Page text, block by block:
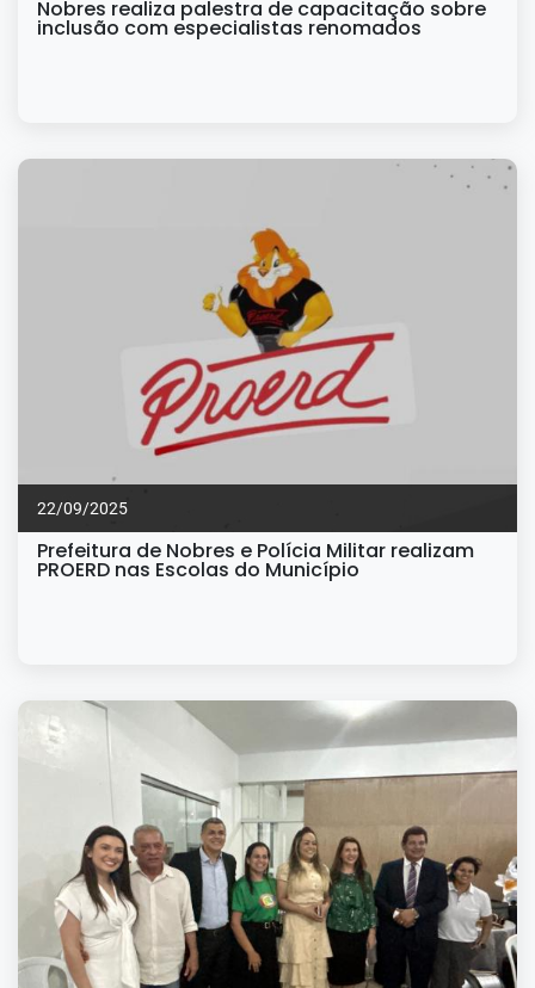
Nobres realiza palestra de capacitação sobre
inclusão com especialistas renomados
22/09/2025
Prefeitura de Nobres e Polícia Militar realizam
PROERD nas Escolas do Município